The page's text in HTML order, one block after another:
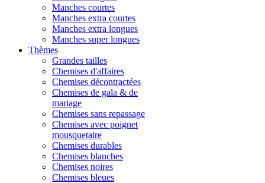
Manches courtes
Manches extra courtes
Manches extra longues
Manches super longues
Thèmes
Grandes tailles
Chemises d'affaires
Chemises décontractées
Chemises de gala & de
mariage
Chemises sans repassage
Chemises avec poignet
mousquetaire
Chemises durables
Chemises blanches
Chemises noires
Chemises bleues